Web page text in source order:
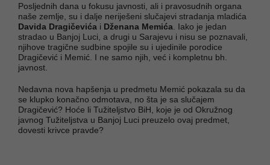
Posljednih dana u fokusu javnosti, ali i pravosudnih organa
naše zemlje, su i dalje neriješeni slučajevi stradanja mladića
Davida Dragičevića i Dženana Memića . Iako je jedan
stradao u Banjoj Luci, a drugi u Sarajevu i nisu se poznavali,
njihove tragične sudbine spojile su i ujedinile porodice
Dragičević i Memić. I ne samo njih, već i kompletnu bh.
javnost.
Nedavna nova hapšenja u predmetu Memić pokazala su da
se klupko konačno odmotava, no šta je sa slučajem
Dragičević? Hoće li Tužiteljstvo BiH, koje je od Okružnog
javnog Tužiteljstva u Banjoj Luci preuzelo ovaj predmet,
dovesti krivce pravde?